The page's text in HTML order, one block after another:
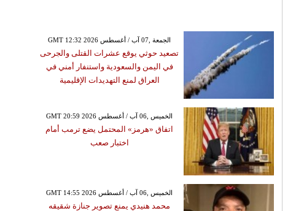
GMT 12:32 2026 الجمعة ,07 آب / أغسطس
تصعيد حوثي يوقع عشرات القتلى والجرحى
في اليمن والسعودية واستنفار أمني في
العراق لمنع التهديدات الإقليمية
GMT 20:59 2026 الخميس ,06 آب / أغسطس
اتفاق «هرمز» المحتمل يضع ترمب أمام
اختبار صعب
GMT 14:55 2026 الخميس ,06 آب / أغسطس
محمد هنيدي يمنع تصوير جنازة شقيقه